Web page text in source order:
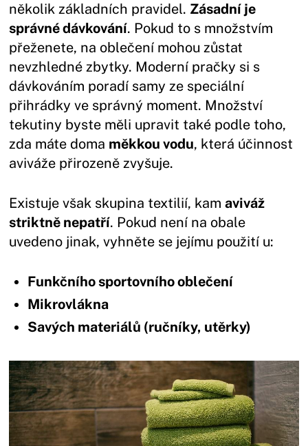
několik základních pravidel. Zásadní je
správné dávkování. Pokud to s množstvím
přeženete, na oblečení mohou zůstat
nevzhledné zbytky. Moderní pračky si s
dávkováním poradí samy ze speciální
přihrádky ve správný moment. Množství
tekutiny byste měli upravit také podle toho,
zda máte doma měkkou vodu, která účinnost
aviváže přirozeně zvyšuje.
Existuje však skupina textilií, kamaviváž
striktně nepatří. Pokud není na obale
uvedeno jinak, vyhněte se jejímu použití u:
Funkčního sportovního oblečení
Mikrovlákna
Savých materiálů (ručníky, utěrky)